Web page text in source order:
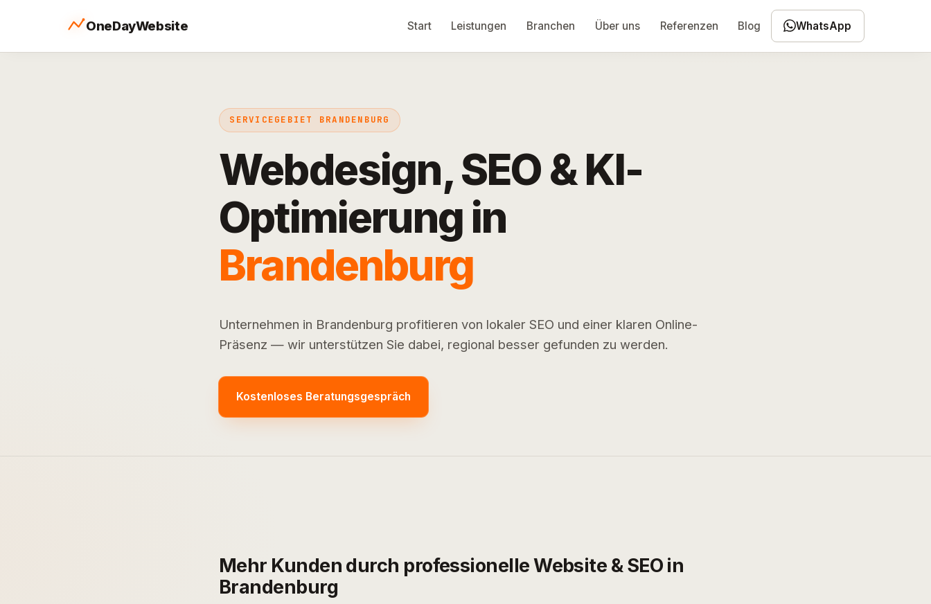
OneDayWebsite Start Leistungen Branchen Über uns Referenzen Blog WhatsApp
SERVICEGEBIET BRANDENBURG
Webdesign, SEO & KI-
Optimierung in
Brandenburg
Unternehmen in Brandenburg profitieren von lokaler SEO und einer klaren Online-
Präsenz — wir unterstützen Sie dabei, regional besser gefunden zu werden.
Kostenloses Beratungsgespräch
Mehr Kunden durch professionelle Website & SEO in
Brandenburg